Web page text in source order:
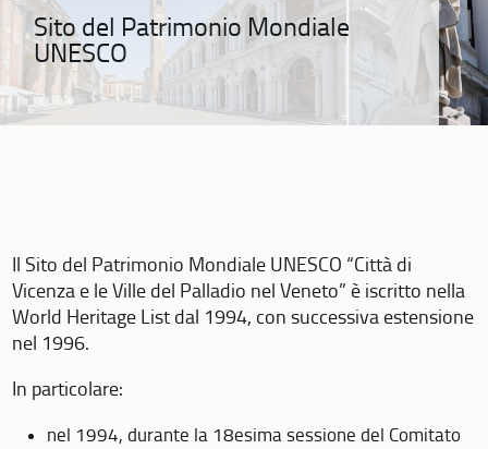
Sito del Patrimonio Mondiale
UNESCO
Il Sito del Patrimonio Mondiale UNESCO “Città di
Vicenza e le Ville del Palladio nel Veneto” è iscritto nella
World Heritage List dal 1994, con successiva estensione
nel 1996.
In particolare:
nel 1994, durante la 18esima sessione del Comitato